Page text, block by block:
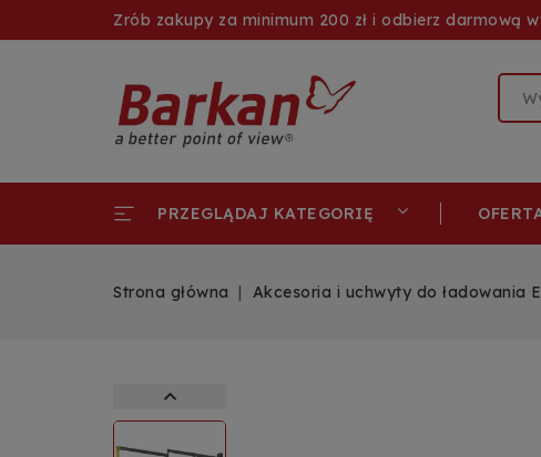
Zrób zakupy za minimum 200 zł i odbierz darmową
PRZEGLĄDAJ KATEGORIĘ
Strona główna Akcesoria i uchwyty do ładowania